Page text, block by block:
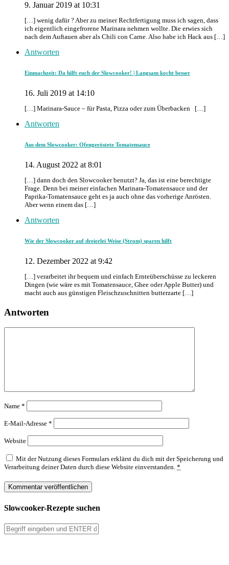
9. Januar 2019 at 10:31
[…] wenig dafür ? Aber zu meiner Rechtfertigung muss ich sagen, dass
ich eigentlich eingefrorene Marinara nehmen wollte. Die erwies sich
nach dem Auftauen aber als Chili con Carne. Also habe ich Hack aus […]
Antworten
Einmachzeit: Da hilft euch der Slowcooker! | Langsam kocht besser
16. Juli 2019 at 14:10
[…] Marinara-Sauce – für Pasta, Pizza oder zum Überbacken […]
Antworten
Aus dem Slowcooker: Ofengeröstete Tomatensauce
14. August 2022 at 8:01
[…] dann doch den Slowcooker benutzt? Ja, das ist eine berechtigte
Frage. Denn bei meiner einfachen Marinara-Tomatensauce und der
Paprika-Tomatensauce geht es ja auch ohne das vorherige Anrösten.
Aber wenn einem das […]
Antworten
Wie der Slowcooker auf dreierlei Weise (Strom) sparen hilft
12. Dezember 2022 at 9:42
[…] verarbeitet ihr bequem und einfach Ernteüberschüsse zu leckeren
Dingen (wie wäre es mit Tomatensauce, Ghee oder Apple Butter) und
macht auch aus günstigen Fleischzuschnitten butterzarte […]
Antworten
Name *
E-Mail-Adresse *
Website
Mit der Nutzung dieses Formulars erklärst du dich mit der Speicherung und
Verarbeitung deiner Daten durch diese Website einverstanden. *
Slowcooker-Rezepte suchen